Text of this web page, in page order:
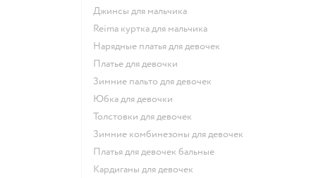
Джинсы для мальчика
Reima куртка для мальчика
Нарядные платья для девочек
Платье для девочки
Зимние пальто для девочек
Юбка для девочки
Толстовки для девочек
Зимние комбинезоны для девочек
Платья для девочек бальные
Кардиганы для девочек